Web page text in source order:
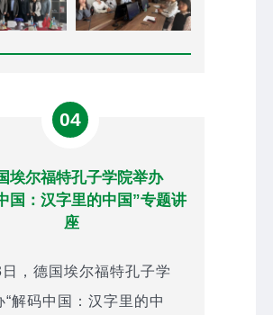
04
埃尔福特孔子学院举办
国：汉字里的中国”专题讲
座
，德国埃尔福特孔子学
“解码中国：汉字里的中